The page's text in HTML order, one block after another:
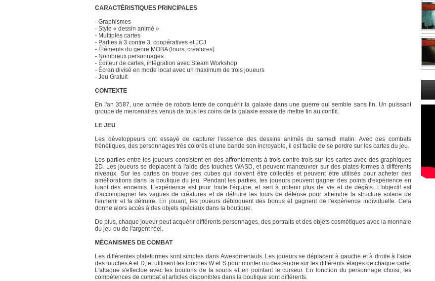
CARACTÉRISTIQUES PRINCIPALES
- Graphismes
- Style « dessin animé »
- Multiples cartes
- Parties à 3 contre 3, coopératives et JCJ
- Éléments du genre MOBA (tours, créatures)
- Nombreux personnages
- Éditeur de cartes, intégration avec Steam Workshop
- Écran divisé en mode local avec un maximum de trois joueurs
- Jeu Gratuit
CONTEXTE
En l'an 3587, une armée de robots tente de conquérir la galaxie dans une guerre qui semble sans fin. Un puissant
groupe de mercenaires venus de tous les coins de la galaxie essaie de mettre fin au conflit.
LE JEU
Les développeurs ont essayé de capturer l'essence des dessins animés du samedi matin. Avec des combats
frénétiques, des personnages très colorés et une bande son incroyable, il est facile de se perdre sur les cartes du jeu.
Les parties entre les joueurs consistent en des affrontements à trois contre trois sur les cartes avec des graphiques
2D. Les joueurs se déplacent à l'aide des touches WASD, et peuvent manœuvrer sur des plates-formes à différents
niveaux. Sur les cartes on trouve des cubes qui doivent être collectés et peuvent être utilisés pour acheter des
améliorations dans la boutique du jeu. Pendant les parties, les joueurs peuvent gagner des points d'expérience en
tuant des ennemis. L'expérience est pour toute l'équipe, et sert à obtenir plus de vie et de dégâts. L'objectif est
d'accompagner les vagues de créatures et de détruire les tours de défense pour atteindre la structure solaire de
l'ennemi et la détruire. En jouant, les joueurs débloquent des bonus et gagnent de l'expérience individuelle. Cela
donne alors accès à des objets spéciaux dans la boutique.
De plus, chaque joueur peut acquérir différents personnages, des portraits et des objets cosmétiques avec la monnaie
du jeu ou de l'argent réel.
MÉCANISMES DE COMBAT
Les différentes plateformes sont simples dans Awesomenauts. Les joueurs se déplacent à gauche et à droite à l'aide
des touches A et D, et utilisent les touches W et S pour monter ou descendre sur les différents étages de chaque carte.
L'attaque s'effectue avec les boutons de la souris et en pointant le curseur. En fonction du personnage choisi, les
compétences de combat et articles disponibles dans la boutique sont différents.